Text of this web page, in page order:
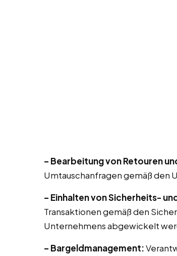
– Bearbeitung von Retouren
Umtauschanfragen gemäß den
– Einhalten von Sicherheits-
Transaktionen gemäß den
Unternehmens abgewickelt
– Bargeldmanagement: